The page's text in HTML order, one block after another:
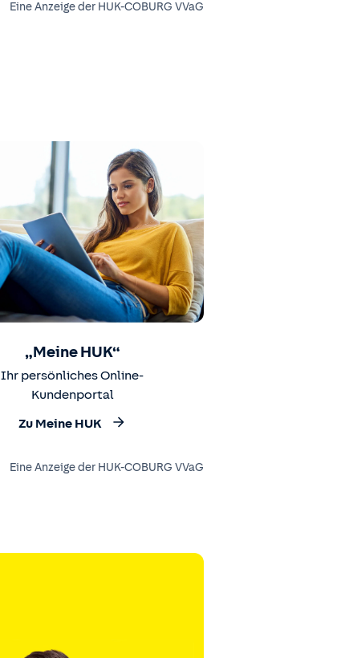
Eine Anzeige der HUK-COBURG VVaG
„Meine HUK“
Ihr persönliches Online-
Kundenportal
Zu Meine HUK
Eine Anzeige der HUK-COBURG VVaG